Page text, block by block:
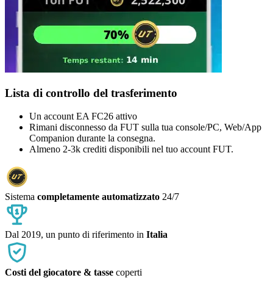
Lista di controllo del trasferimento
Un account EA FC26 attivo
Rimani disconnesso da FUT sulla tua console/PC, Web/App
Companion durante la consegna.
Almeno 2-3k crediti disponibili nel tuo account FUT.
Sistema completamente automatizzato 24/7
Dal 2019, un punto di riferimento in Italia
Costi del giocatore & tasse coperti